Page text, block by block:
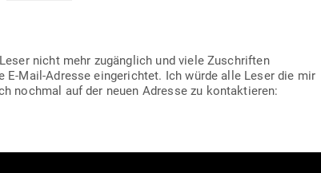
nicht mehr zugänglich und viele Zuschriften
Adresse ein­ge­richtet. Ich würde alle Leser die mir
nochmal auf der neuen Adresse zu kontaktieren: